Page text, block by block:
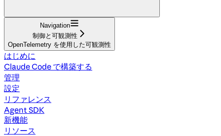
Navigation
制御と可観測性
OpenTelemetry を使用した可観測性
はじめに
Claude Code で構築する
管理
設定
リファレンス
Agent SDK
新機能
リソース